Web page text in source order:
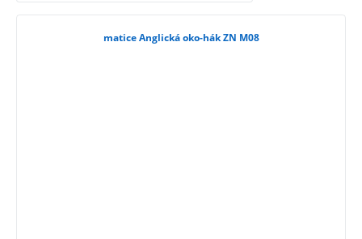
matice Anglická oko-hák ZN M08